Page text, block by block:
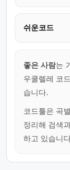
쉬운코드
좋은 사람는
우쿨렐레 코
습니다.
코드툴은 곡
정리해 검색
하고 있습니